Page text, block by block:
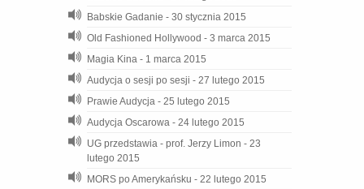
Babskie Gadanie - 30 stycznia 2015
Old Fashioned Hollywood - 3 marca 2015
Magia Kina - 1 marca 2015
Audycja o sesji po sesji - 27 lutego 2015
Prawie Audycja - 25 lutego 2015
Audycja Oscarowa - 24 lutego 2015
UG przedstawia - prof. Jerzy Limon - 23
lutego 2015
MORS po Amerykańsku - 22 lutego 2015